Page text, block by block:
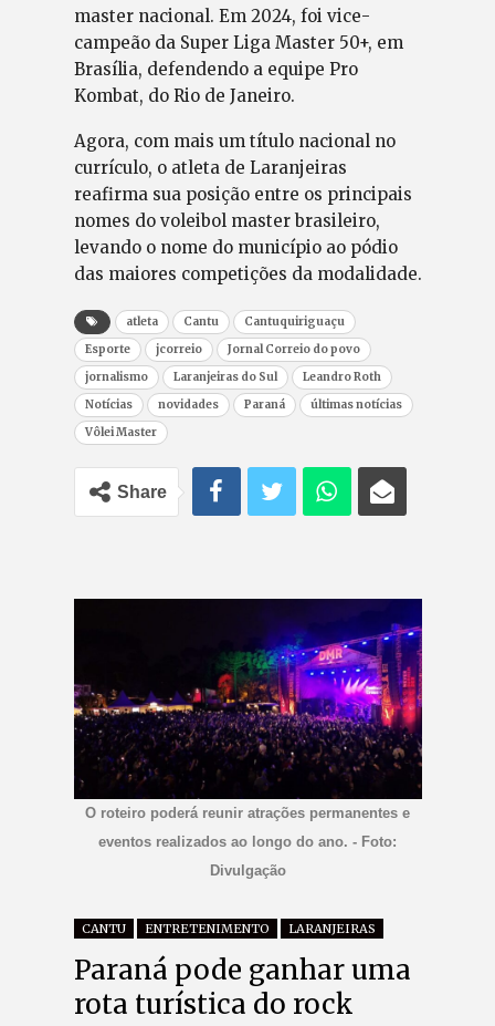
master nacional. Em 2024, foi vice-
campeão da Super Liga Master 50+, em
Brasília, defendendo a equipe Pro
Kombat, do Rio de Janeiro.
Agora, com mais um título nacional no
currículo, o atleta de Laranjeiras
reafirma sua posição entre os principais
nomes do voleibol master brasileiro,
levando o nome do município ao pódio
das maiores competições da modalidade.
atleta Cantu
Cantuquiriguaçu
Esporte
jcorreio
Jornal Correio do povo
jornalismo
Laranjeiras do Sul
Leandro Roth
Notícias
novidades Paraná
últimas notícias
Vôlei Master
Share
O roteiro poderá reunir atrações permanentes e
eventos realizados ao longo do ano. - Foto:
Divulgação
CANTU ENTRETENIMENTO LARANJEIRAS
Paraná pode ganhar uma
rota turística do rock